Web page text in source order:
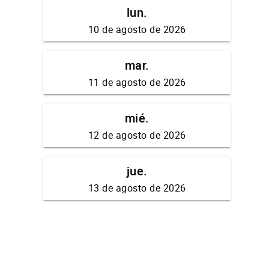
lun.
10 de agosto de 2026
mar.
11 de agosto de 2026
mié.
12 de agosto de 2026
jue.
13 de agosto de 2026